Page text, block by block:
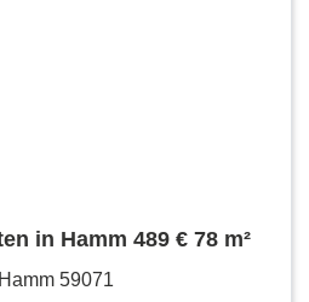
in Hamm 489 € 78 m²
Hamm 59071